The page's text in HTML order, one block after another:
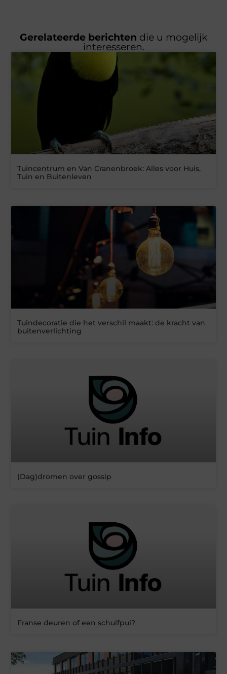
Gerelateerde berichten die u mogelijk
interesseren.
Tuincentrum en Van Cranenbroek: Alles voor Huis,
Tuin en Buitenleven
Tuindecoratie die het verschil maakt: de kracht van
buitenverlichting
(Dag)dromen over gossip
Franse deuren of een schuifpui?